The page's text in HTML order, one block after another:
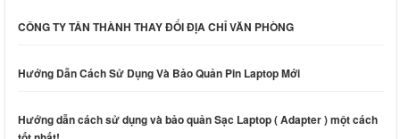
CÔNG TY TÂN THÀNH THAY ĐỔI ĐỊA CHỈ VĂN PHÒNG
Hướng Dẫn Cách Sử Dụng Và Bảo Quản Pin Laptop Mới
Hướng dẫn cách sử dụng và bảo quản Sạc Laptop ( Adapter ) một cách